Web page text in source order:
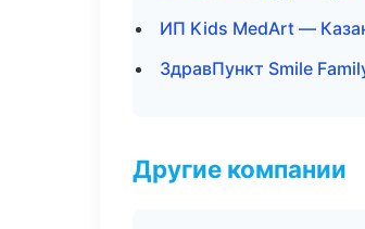
ИП Kids MedArt —
ЗдравПункт Smile
Другие компании